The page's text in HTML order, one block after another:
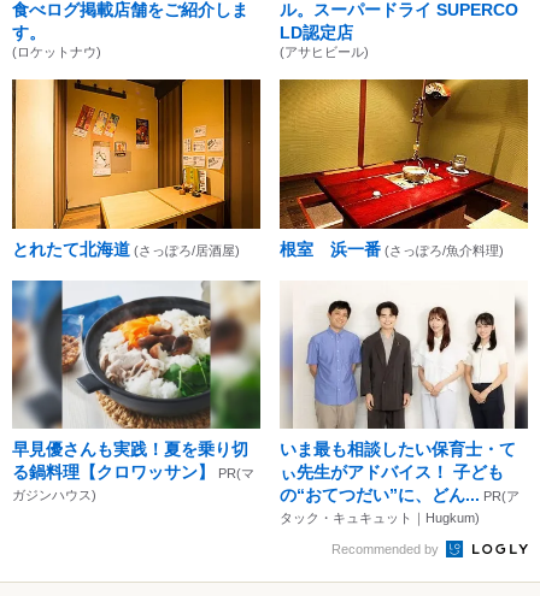
食べログ掲載店舗をご紹介しま
す。
(ロケットナウ)
ル。スーパードライ SUPERCO
LD認定店
(アサヒビール)
とれたて北海道 (さっぽろ/居酒屋) 根室 浜一番 (さっぽろ/魚介料理)
早見優さんも実践！夏を乗り切
る鍋料理【クロワッサン】
PR(マ
ガジンハウス)
いま最も相談したい保育士・て
ぃ先生がアドバイス！ 子ども
の“おてつだい”に、どん... PR(ア
タック・キュキュット｜Hugkum)
Recommended by